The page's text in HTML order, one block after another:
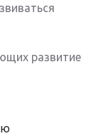
развитие